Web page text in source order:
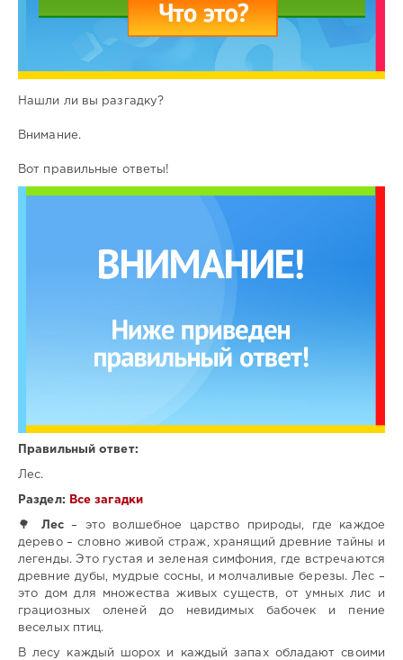
Нашли ли вы разгадку?
Внимание.
Вот правильные ответы!
Правильный ответ:
Лес.
Раздел: Все загадки
🌳 Лес– это волшебное царство природы, где каждое
дерево – словно живой страж, хранящий древние тайны и
легенды. Это густая и зеленая симфония, где встречаются
древние дубы, мудрые сосны, и молчаливые березы. Лес –
это дом для множества живых существ, от умных лис и
грациозных оленей до невидимых бабочек и пение
веселых птиц.
В лесу каждый шорох и каждый запах обладают своими